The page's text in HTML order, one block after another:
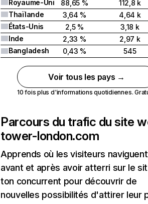
Royaume-Uni
88,65 %
112,8 k
Thaïlande
3,64 %
4,64 k
États-Unis
2,5 %
3,18 k
Inde
2,33 %
2,97 k
Bangladesh
0,43 % 545
Voir tous les pays →
10 fois plus d'informations quotidiennes.
Parcours du trafic du site
tower-london.com
Apprends où les visiteurs naviguent
avant et après avoir atterri sur le
ton concurrent pour découvrir de
nouvelles possibilités d'attirer leur